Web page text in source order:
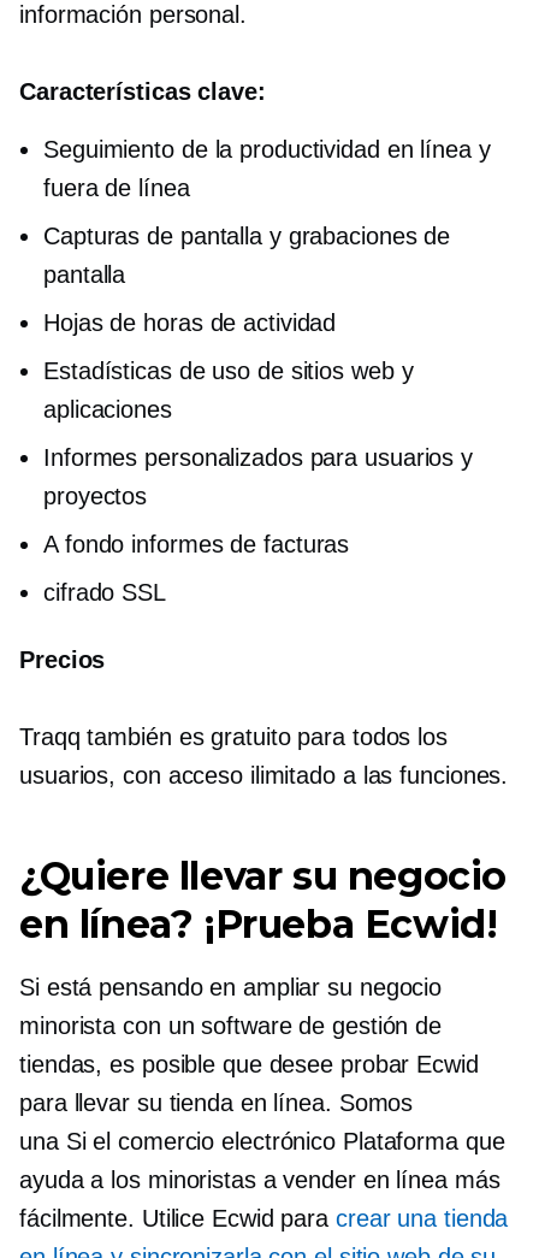
información personal.
Características clave:
Seguimiento de la productividad en línea y
fuera de línea
Capturas de pantalla y grabaciones de
pantalla
Hojas de horas de actividad
Estadísticas de uso de sitios web y
aplicaciones
Informes personalizados para usuarios y
proyectos
A fondo informes de facturas
cifrado SSL
Precios
Traqq también es gratuito para todos los
usuarios, con acceso ilimitado a las funciones.
¿Quiere llevar su negocio
en línea? ¡Prueba Ecwid!
Si está pensando en ampliar su negocio
minorista con un software de gestión de
tiendas, es posible que desee probar Ecwid
para llevar su tienda en línea. Somos
una Si el comercio electrónico Plataforma que
ayuda a los minoristas a vender en línea más
fácilmente. Utilice Ecwid para crear una tienda